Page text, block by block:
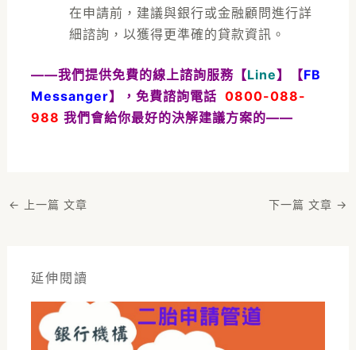
在申請前，建議與銀行或金融顧問進行詳
細諮詢，以獲得更準確的貸款資訊。
——我們提供免費的線上諮詢服務【Line】【FB
Messanger】，免費諮詢電話 0800-088-
988 我們會給你最好的決解建議方案的——
← 上一篇 文章 下一篇 文章 →
延伸閱讀